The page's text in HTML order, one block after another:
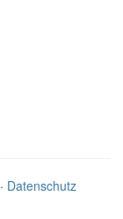
· Datenschutz